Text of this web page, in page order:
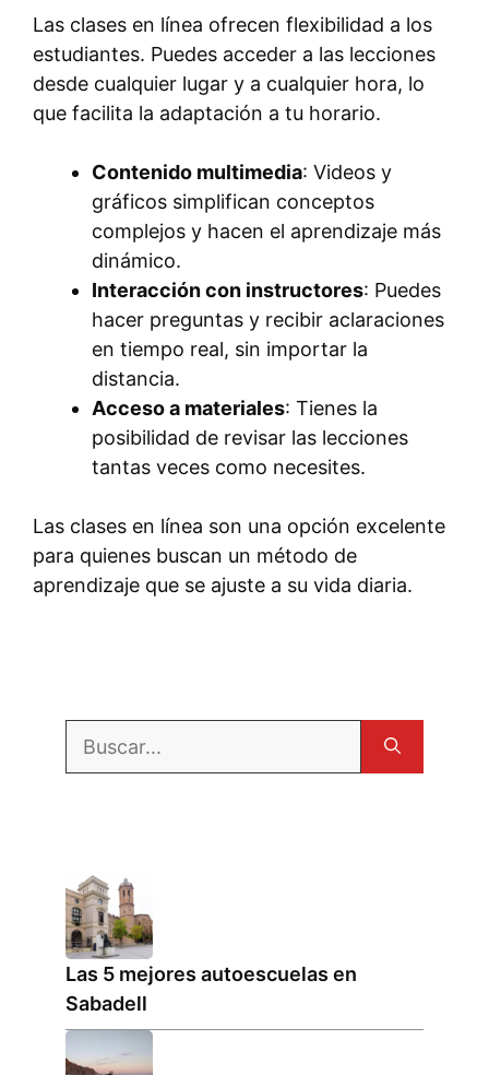
Las clases en línea ofrecen flexibilidad a los
estudiantes. Puedes acceder a las lecciones
desde cualquier lugar y a cualquier hora, lo
que facilita la adaptación a tu horario.
Contenido multimedia: Videos y
gráficos simplifican conceptos
complejos y hacen el aprendizaje más
dinámico.
Interacción con instructores: Puedes
hacer preguntas y recibir aclaraciones
en tiempo real, sin importar la
distancia.
Acceso a materiales: Tienes la
posibilidad de revisar las lecciones
tantas veces como necesites.
Las clases en línea son una opción excelente
para quienes buscan un método de
aprendizaje que se ajuste a su vida diaria.
Las 5 mejores autoescuelas en
Sabadell